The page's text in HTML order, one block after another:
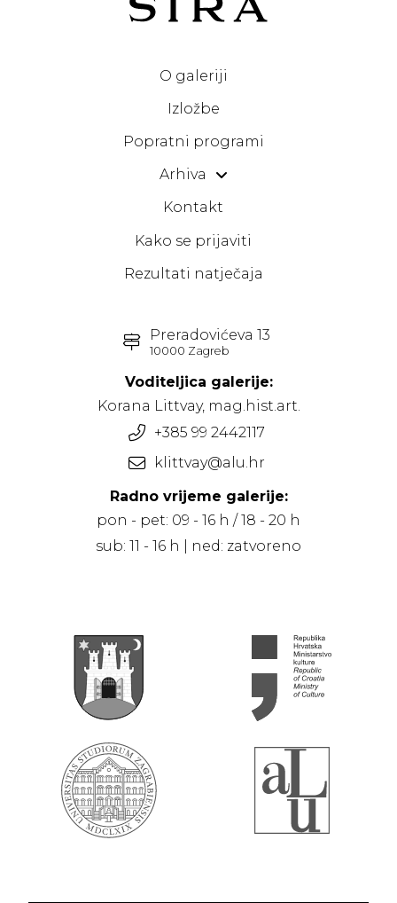
O galeriji
Izložbe
Popratni programi
Arhiva
Kontakt
Kako se prijaviti
Rezultati natječaja
Preradovićeva 13
10000 Zagreb
Voditeljica galerije:
Korana Littvay, mag.hist.art.
+385 99 2442117
klittvay@alu.hr
Radno vrijeme galerije:
pon - pet: 09 - 16 h / 18 - 20 h
sub: 11 - 16 h | ned: zatvoreno